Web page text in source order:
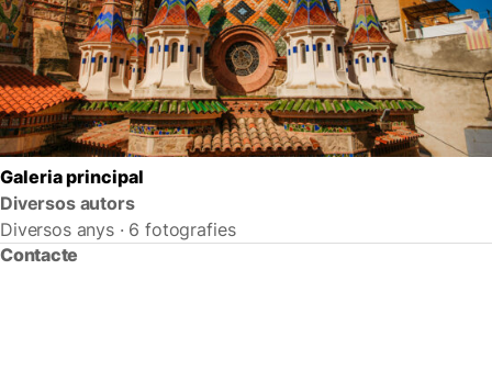
Galeria principal
Diversos autors
Diversos anys · 6 fotografies
Contacte